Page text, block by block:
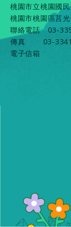
桃園市立桃園國
桃園市桃園區莒
聯絡電話
03-
傳真
03-
電子信箱